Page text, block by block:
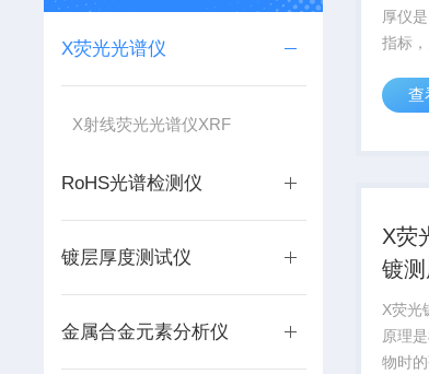
X荧光光谱仪
X射线荧光光谱仪XRF
RoHS光谱检测仪
镀层厚度测试仪
金属合金元素分析仪
厚仪
指标
属镀
行业
查
X荧
镀
X荧光
原理
物时